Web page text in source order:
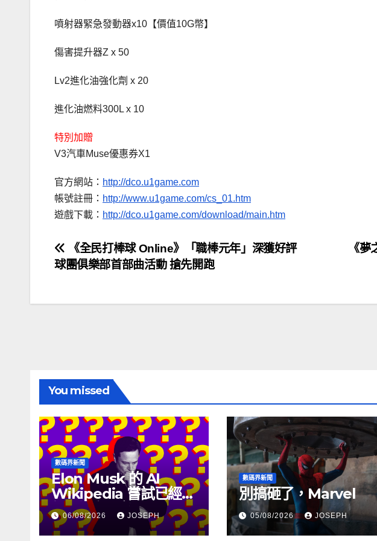
噴射器緊急發動器x10【價值10G幣】
傷害提升器Z x 50
Lv2進化油強化劑 x 20
進化油燃料300L x 10
特別加贈
V3汽車Muse優惠券X1
官方網站： http://dco.u1game.com
帳號註冊： http://www.u1game.com/cs_01.htm
遊戲下載： http://dco.u1game.com/download/main.htm
文
章
導
《
《全民打棒球 Online》「職棒元年」深獲好評
球團俱樂部首部曲活動 搶先開跑
You missed
數碼界新聞
Elon Musk 的 AI
Wikipedia 嘗試已經幾
個月沒有更新了
06/08/2026 JOSEPH
數碼界新聞
別搞砸了，Marvel
05/08/2026 JOSEPH